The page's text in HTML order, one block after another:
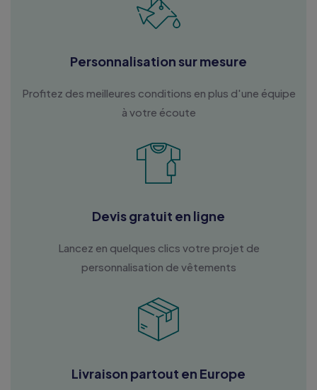
Personnalisation sur mesure
Profitez des meilleures conditions en plus d'une équipe
à votre écoute
Devis gratuit en ligne
Lancez en quelques clics votre projet de
personnalisation de vêtements
Livraison partout en Europe